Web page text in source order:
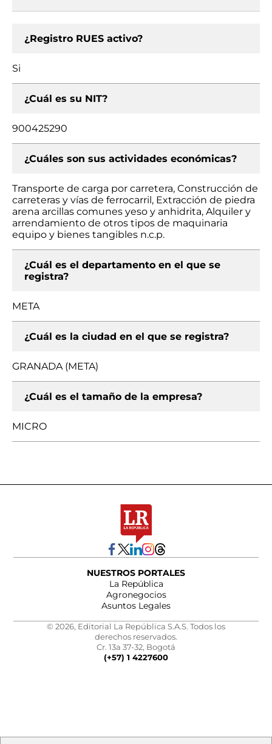
¿Registro RUES activo?
Si
¿Cuál es su NIT?
900425290
¿Cuáles son sus actividades económicas?
Transporte de carga por carretera, Construcción de
carreteras y vías de ferrocarril, Extracción de piedra
arena arcillas comunes yeso y anhidrita, Alquiler y
arrendamiento de otros tipos de maquinaria
equipo y bienes tangibles n.c.p.
¿Cuál es el departamento en el que se
registra?
META
¿Cuál es la ciudad en el que se registra?
GRANADA (META)
¿Cuál es el tamaño de la empresa?
MICRO
NUESTROS PORTALES
La República
Agronegocios
Asuntos Legales
© 2026, Editorial La República S.A.S. Todos los
derechos reservados.
Cr. 13a 37-32, Bogotá
(+57) 1 4227600